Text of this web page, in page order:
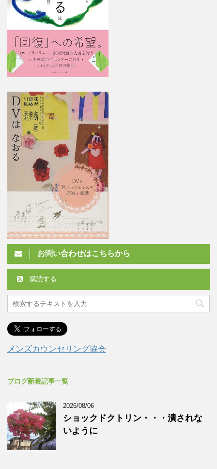
お問い合わせはこちらから
購読する
メンズカウンセリング協会
ブログ新着記事一覧
2026/08/06
ショックドクトリン・・・潰されな
いように